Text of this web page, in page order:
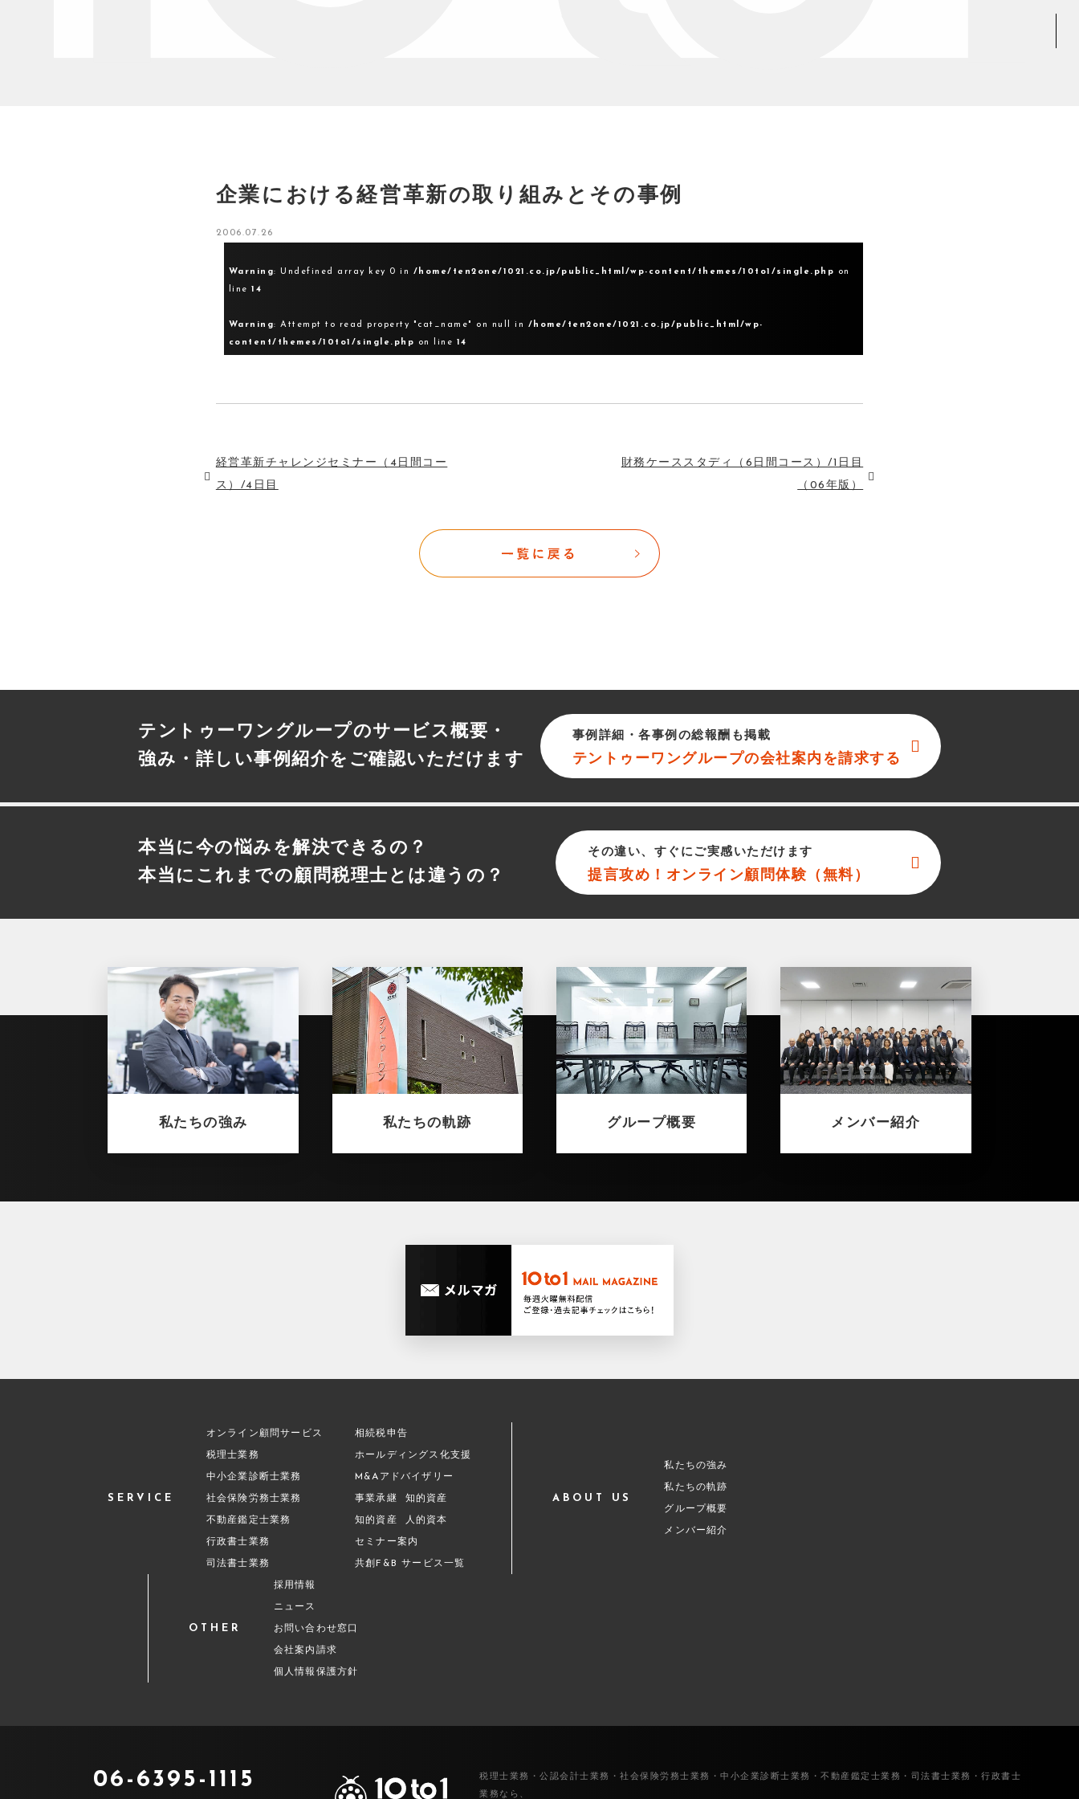
企業における経営革新の取り組みとその事例
2006.07.26
Warning: Undefined array key 0 in /home/ten2one/1021.co.jp/public_html/wp-content/themes/10to1/single.php
on
line14
Warning: Attempt to read property "cat_name" on null in /home/ten2one/1021.co.jp/public_html/wp-
content/themes/10to1/single.php
on line 14
経営革新チャレンジセミナー（4日間コー
ス）/4日目
財務ケーススタディ（6日間コース）/1日目
（06年版）
テントゥーワングループのサービス概要・
強み・詳しい事例紹介をご確認いただけます
事例詳細・各事例の総報酬も掲載
テントゥーワングループの会社案内を請求する
本当に今の悩みを解決できるの？
本当にこれまでの顧問税理士とは違うの？
その違い、すぐにご実感いただけます
提言攻め！オンライン顧問体験（無料）
私たちの強み 私たちの軌跡 グループ概要 メンバー紹介
SERVICE
オンライン顧問サービス
税理士業務
中小企業診断士業務
社会保険労務士業務
不動産鑑定士業務
行政書士業務
司法書士業務
相続税申告
ホールディングス化支援
M&Aアドバイザリー
事業承継 知的資産
知的資産 人的資本
セミナー案内
共創F&B サービス一覧
ABOUT US
私たちの強み
私たちの軌跡
グループ概要
メンバー紹介
OTHER
採用情報
ニュース
お問い合わせ窓口
会社案内請求
個人情報保護方針
06-6395-1115
税理士業務・公認会計士業務・社会保険労務士業務・中小企業診断士業務・不動産鑑定士業務・司法書士業務・行政書士
業務なら、